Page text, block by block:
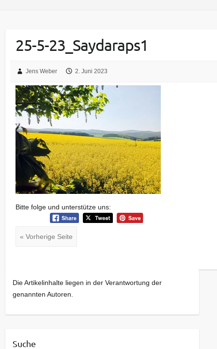
25-5-23_Saydaraps1
Jens Weber 2. Juni 2023
Bitte folge und unterstütze uns:
« Vorherige Seite
Die Artikelinhalte liegen in der Verantwortung der
genannten Autoren.
Suche